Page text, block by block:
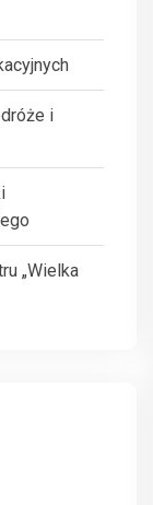
i
„Wielka